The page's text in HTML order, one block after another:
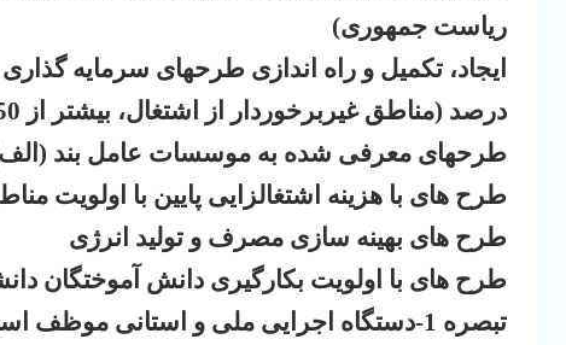
ریاست جمهوری)
درصد (مناطق غیربرخوردار از اشتغال، بیشتر از 50 درصد)
طرحهای معرفی شده به موسسات عامل بند (الف) تبصره
طرح های با هزینه اشتغالزایی پایین با اولویت
طرح های بهینه سازی مصرف و تولید انرژی
طرح های با اولویت بکارگیری دانش آموختگان دانشگاهی به
تبصره 1
-دستگاه اجرایی ملی و استانی موظف